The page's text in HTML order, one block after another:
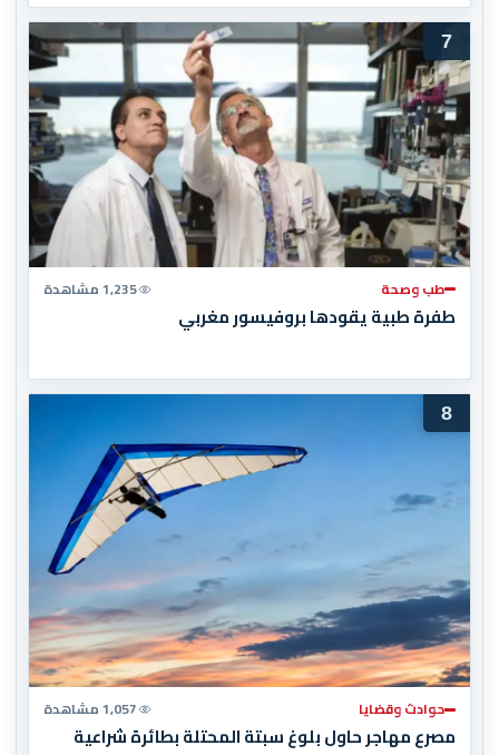
7
طب وصحة 1,235 مشاهدة
طفرة طبية يقودها بروفيسور مغربي
8
حوادث وقضايا 1,057 مشاهدة
مصرع مهاجر حاول بلوغ سبتة المحتلة بطائرة شراعية